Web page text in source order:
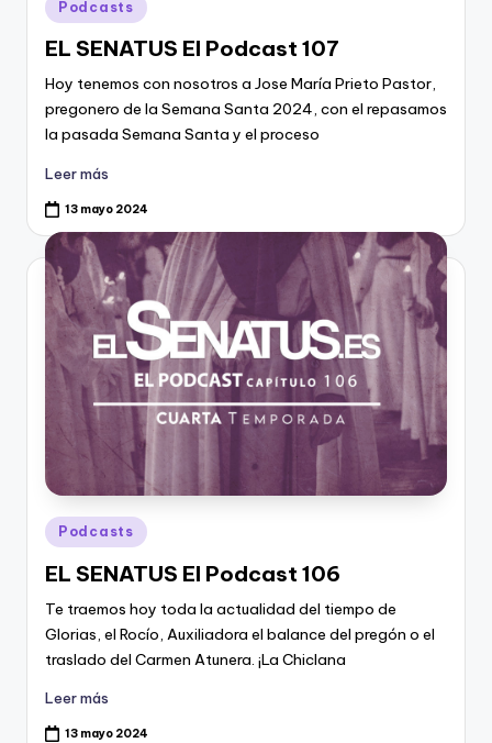
en
Podcasts
EL SENATUS El Podcast 107
Hoy tenemos con nosotros a Jose María Prieto Pastor,
pregonero de la Semana Santa 2024, con el repasamos
la pasada Semana Santa y el proceso
Leer más
13 mayo 2024
Publicado
en
Podcasts
EL SENATUS El Podcast 106
Te traemos hoy toda la actualidad del tiempo de
Glorias, el Rocío, Auxiliadora el balance del pregón o el
traslado del Carmen Atunera. ¡La Chiclana
Leer más
13 mayo 2024